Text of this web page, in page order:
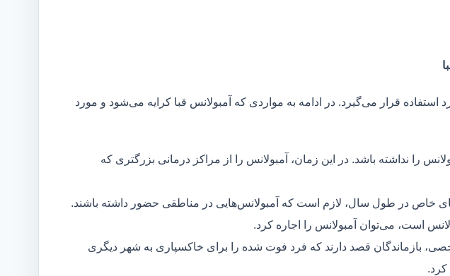
استفاده قرار می‌گیرد. در ادامه به مواردی که آمبولانس قبا کرایه می‌شود و مورد
را نداشته باشد. در این زمان، آمبولانس را از مراکز درمانی بزرگتری که
خاص در طول سال، لازم است که آمبولانس‌هایی در مناطقی حضور داشته باشند.
است، می‌توان آمبولانس را اجاره کرد.
بازماندگان قصد دارند که فرد فوت شده را برای خاکسپاری به شهر دیگری
کرد.